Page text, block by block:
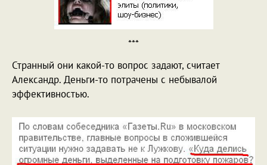
***
Странный они какой-то вопрос задают, считает
Александр. Деньги-то потрачены с небывалой
эффективностью.